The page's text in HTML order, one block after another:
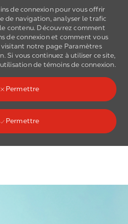
de connexion pour vous offrir
de navigation, analyser le trafic
contenu. Découvrez comment
de connexionet comment vous
notre page Paramètres
. Si vous continuez à utiliser ce site,
de témoins de connexion.
Permettre
Permettre
(0)